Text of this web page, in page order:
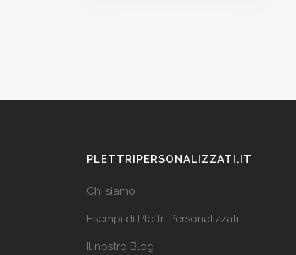
PLETTRIPERSONALIZZATI.IT
Chi siamo
Esempi di Plettri Personalizzati
Il nostro Blog